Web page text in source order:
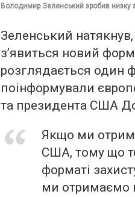
Володимир Зеленський зробив низку
Зеленський
з’явиться новий
розглядається один
поінформували
та президента США
Якщо ми
США, тому що
форматі
ми отримаємо